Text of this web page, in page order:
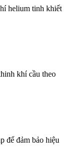
helium tinh khiết
khí cầu theo
để đảm bảo hiệu